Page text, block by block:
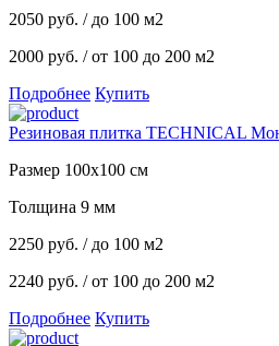
2050 руб. / до 100 м2
2000 руб. / от 100 до 200 м2
Подробнее Купить
Резиновая плитка TECHNICAL
Размер 100x100 см
Толщина 9 мм
2250 руб. / до 100 м2
2240 руб. / от 100 до 200 м2
Подробнее Купить